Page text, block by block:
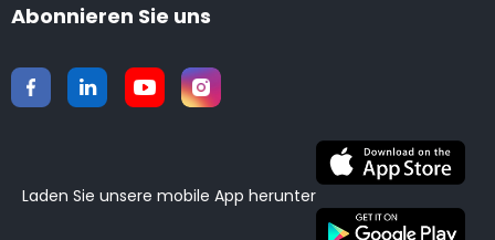
Abonnieren Sie uns
Laden Sie unsere mobile App herunter